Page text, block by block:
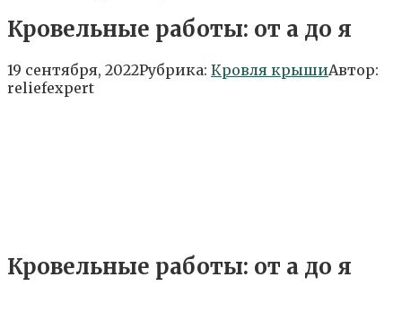
Кровельные работы: от а до я
19 сентября, 2022Рубрика: Кровля крышиАвтор:
reliefexpert
Кровельные работы: от а до я